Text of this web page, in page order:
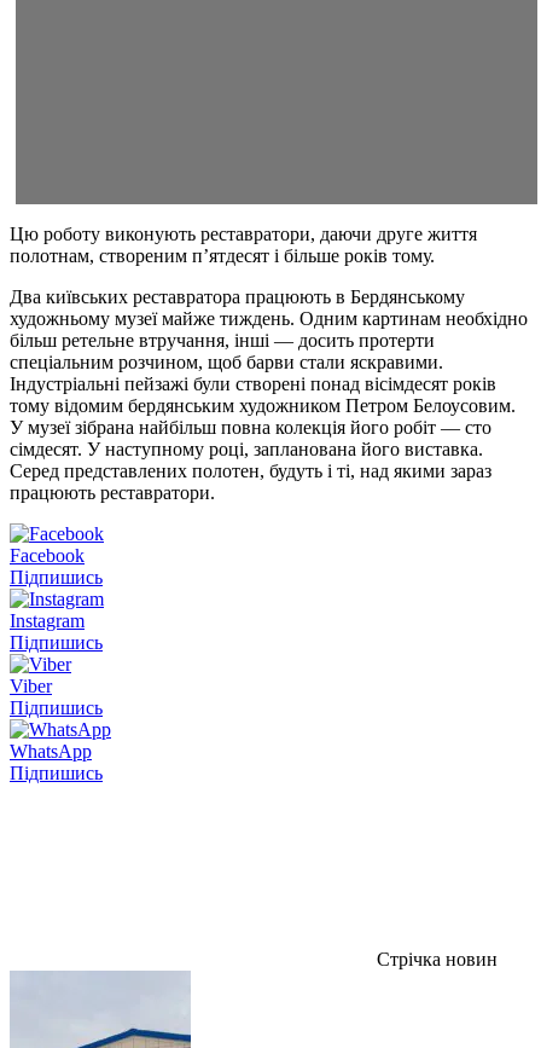
Цю роботу виконують реставратори, даючи друге життя
полотнам, створеним п’ятдесят і більше років тому.
Два київських реставратора працюють в Бердянському
художньому музеї майже тиждень. Одним картинам необхідно
більш ретельне втручання, інші — досить протерти
спеціальним розчином, щоб барви стали яскравими.
Індустріальні пейзажі були створені понад вісімдесят років
тому відомим бердянським художником Петром Белоусовим.
У музеї зібрана найбільш повна колекція його робіт — сто
сімдесят. У наступному році, запланована його виставка.
Серед представлених полотен, будуть і ті, над якими зараз
працюють реставратори.
Facebook
Підпишись
Instagram
Підпишись
Viber
Підпишись
WhatsApp
Підпишись
Стрічка новин